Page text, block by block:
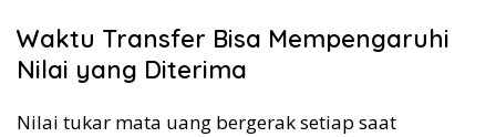
Waktu Transfer Bisa Mempengaruhi
Nilai yang Diterima
Nilai tukar mata uang bergerak setiap saat